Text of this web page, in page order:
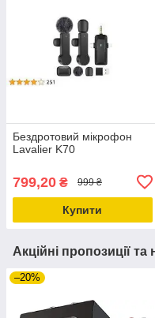
Бездротовий мікрофон
Lavalier K70
799,20 ₴ 999 ₴
Купити
Акційні пропозиції та
–20%